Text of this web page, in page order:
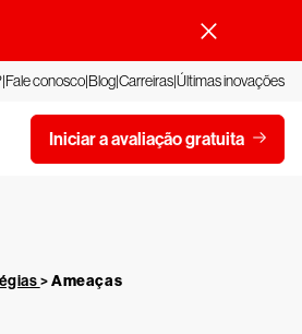
Fale conoscoBlogCarreirasÚltimas inovações
Iniciar a avaliação gratuita
>Ameaças